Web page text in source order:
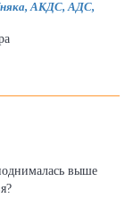
АКДС, АДС,
выше